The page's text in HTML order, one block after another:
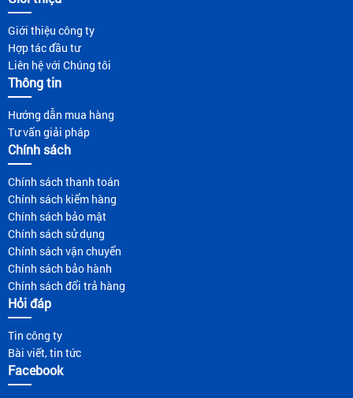
Giới thiệu công ty
Hợp tác đầu tư
Liên hệ với Chúng tôi
Thông tin
Hướng dẫn mua hàng
Tư vấn giải pháp
Chính sách
Chính sách thanh toán
Chính sách kiểm hàng
Chính sách bảo mật
Chính sách sử dụng
Chính sách vận chuyển
Chính sách bảo hành
Chính sách đổi trả hàng
Hỏi đáp
Tin công ty
Bài viết, tin tức
Facebook